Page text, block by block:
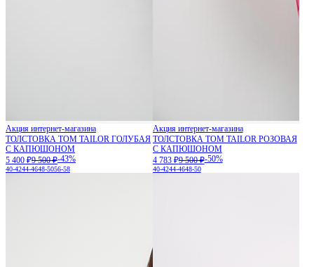
Акция интернет-магазина
ТОЛСТОВКА TOM TAILOR ГОЛУБАЯ
С КАПЮШОНОМ
5 400 ₽9 500 ₽-43%
40-4244-4648-5056-58
Акция интернет-магазина
ТОЛСТОВКА TOM TAILOR РОЗОВАЯ
С КАПЮШОНОМ
4 783 ₽9 500 ₽-50%
40-4244-4648-50